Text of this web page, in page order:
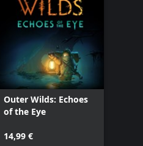
Outer Wilds: Echoes
of the Eye
14,99 €